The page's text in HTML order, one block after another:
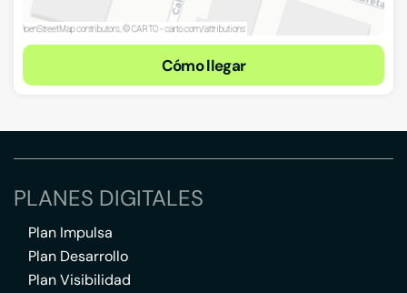
Cómo llegar
PLANES DIGITALES
Plan Impulsa
Plan Desarrollo
Plan Visibilidad